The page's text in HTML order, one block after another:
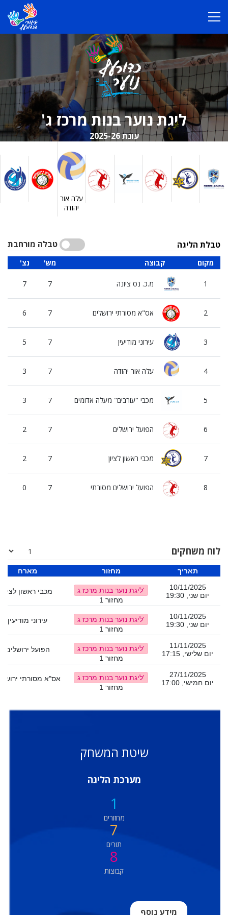
ליגת נוער בנות מרכז ג'
עונת 2025-26
עלה אור
יהודה
טבלה מורחבת טבלת הליגה
'נצ 'מש קבוצה מקום
7 7 מ.כ. נס ציונה 1
6 7 אס"א מסורתי ירושלים 2
5 7 עירוני מודיעין 3
3 7 עלה אור יהודה 4
3 7 מכבי "עורבים" מעלה אדומים 5
2 7 הפועל ירושלים 6
2 7 מכבי ראשון לציון 7
0 7 הפועל ירושלים מסורתי 8
לוח משחקים
מארח מחזור תאריך
מכבי ראשון לציון
ליגת נוער בנות מרכז ג'
מחזור 1
10/11/2025
יום שני, 19:30
עירוני מודיעין
ליגת נוער בנות מרכז ג'
מחזור 1
10/11/2025
יום שני, 19:30
הפועל ירושלים
ליגת נוער בנות מרכז ג'
מחזור 1
11/11/2025
יום שלישי, 17:15
אס"א מסורתי
ליגת נוער בנות מרכז ג'
מחזור 1
27/11/2025
יום חמישי, 17:00
שיטת המשחק
מערכת הליגה
1
מחזורים
7
תורים
8
קבוצות
מידע נוסף